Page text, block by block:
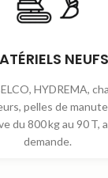
NEUFS
HYDREMA,
pelles de
du 800 kg au 90 T,
demande.